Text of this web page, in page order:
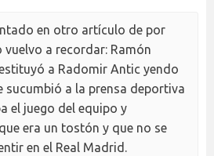
en otro artículo de por
vuelvo a recordar: Ramón
a Radomir Antic yendo
sucumbió a la prensa deportiva
el juego del equipo y
era un tostón y que no se
en el Real Madrid.